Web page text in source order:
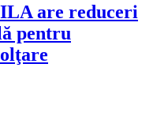
are reduceri
pentru